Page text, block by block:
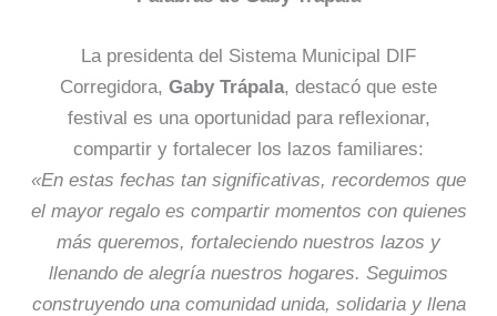
La presidenta del Sistema Municipal DIF
Corregidora, Gaby Trápala, destacó que este
festival es una oportunidad para reflexionar,
compartir y fortalecer los lazos familiares:
«En estas fechas tan significativas, recordemos que
el mayor regalo es compartir momentos con quienes
más queremos, fortaleciendo nuestros lazos y
llenando de alegría nuestros hogares. Seguimos
construyendo una comunidad unida, solidaria y llena